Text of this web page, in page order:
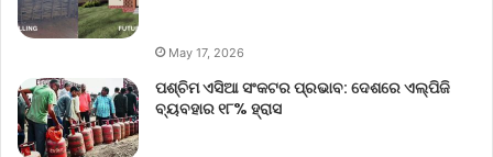
May 17, 2026
ପଶ୍ଚିମ ଏସିଆ ସଂକଟର ପ୍ରଭାବ: ଦେଶରେ ଏଲ୍‌ପିଜି
ବ୍ୟବହାର ୧୮% ହ୍ରାସ